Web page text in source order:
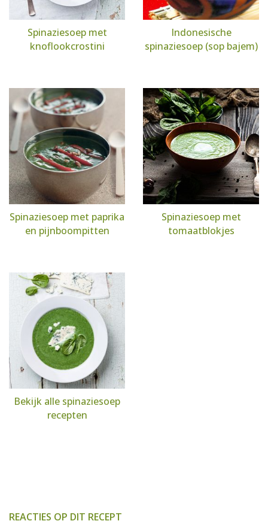
Spinaziesoep met
knoflookcrostini
Indonesische
spinaziesoep (sop bajem)
Spinaziesoep met paprika
en pijnboompitten
Spinaziesoep met
tomaatblokjes
Bekijk alle spinaziesoep
recepten
REACTIES OP DIT RECEPT